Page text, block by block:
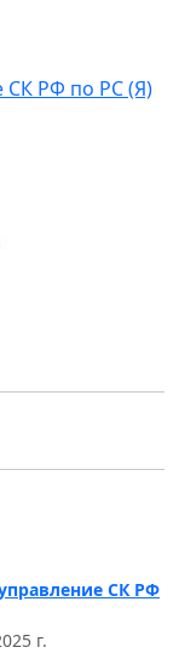
СК РФ по РС (Я)
СК РФ
г.